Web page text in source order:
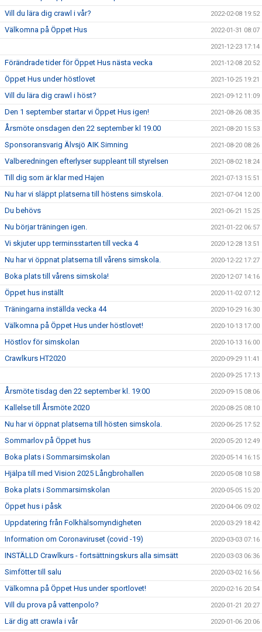
Vill du lära dig crawl i vår? 2022-02-08 19:52
Välkomna på Öppet Hus 2022-01-31 08:07
2021-12-23 17:14
Förändrade tider för Öppet Hus nästa vecka 2021-12-08 20:52
Öppet Hus under höstlovet 2021-10-25 19:21
Vill du lära dig crawl i höst? 2021-09-12 11:09
Den 1 september startar vi Öppet Hus igen! 2021-08-26 08:35
Årsmöte onsdagen den 22 september kl 19.00 2021-08-20 15:53
Sponsoransvarig Älvsjö AIK Simning 2021-08-20 08:26
Valberedningen efterlyser suppleant till styrelsen 2021-08-02 18:24
Till dig som är klar med Hajen 2021-07-13 15:51
Nu har vi släppt platserna till höstens simskola. 2021-07-04 12:00
Du behövs 2021-06-21 15:25
Nu börjar träningen igen. 2021-01-22 06:57
Vi skjuter upp terminsstarten till vecka 4 2020-12-28 13:51
Nu har vi öppnat platserna till vårens simskola. 2020-12-22 17:27
Boka plats till vårens simskola! 2020-12-07 14:16
Öppet hus inställt 2020-11-02 07:12
Träningarna inställda vecka 44 2020-10-29 16:30
Välkomna på Öppet Hus under höstlovet! 2020-10-13 17:00
Höstlov för simskolan 2020-10-13 16:00
Crawlkurs HT2020 2020-09-29 11:41
2020-09-25 17:13
Årsmöte tisdag den 22 september kl. 19:00 2020-09-15 08:06
Kallelse till Årsmöte 2020 2020-08-25 08:10
Nu har vi öppnat platserna till hösten simskola. 2020-06-25 17:52
Sommarlov på Öppet hus 2020-05-20 12:49
Boka plats i Sommarsimskolan 2020-05-14 16:15
Hjälpa till med Vision 2025 Långbrohallen 2020-05-08 10:58
Boka plats i Sommarsimskolan 2020-05-05 15:20
Öppet hus i påsk 2020-04-06 09:02
Uppdatering från Folkhälsomyndigheten 2020-03-29 18:42
Information om Coronaviruset (covid -19) 2020-03-03 07:16
INSTÄLLD Crawlkurs - fortsättningskurs alla simsätt 2020-03-03 06:36
Simfötter till salu 2020-03-02 16:56
Välkomna på Öppet Hus under sportlovet! 2020-02-16 20:54
Vill du prova på vattenpolo? 2020-01-21 20:27
Lär dig att crawla i vår 2020-01-06 20:06